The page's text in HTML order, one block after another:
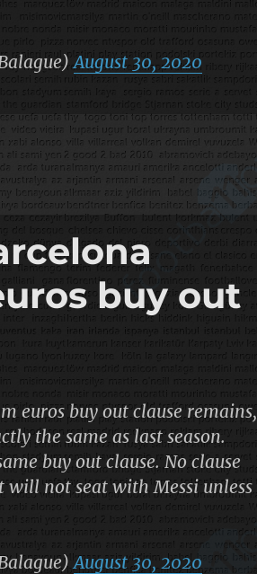
August 30, 2020
buy out
euros buy out clause remains,
the same as last season.
buy out clause. No clause
will not seat with Messi unless
August 30, 2020